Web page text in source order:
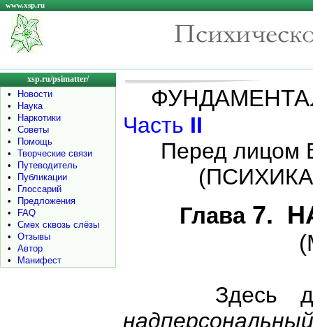
www.xsp.ru
xsp.ru/psimatter/
•
Новости
•
Наука
•
Наркотики
•
Советы
•
Помощь
•
Творческие связи
•
Путеводитель
•
Публикации
•
Глоссарий
•
Предложения
•
FAQ
•
Смех сквозь слёзы
•
Отзывы
•
Автор
•
Манифест
Часть II
Перед
(ПСИХИКА
Глава7.
Здесь
надперсональный